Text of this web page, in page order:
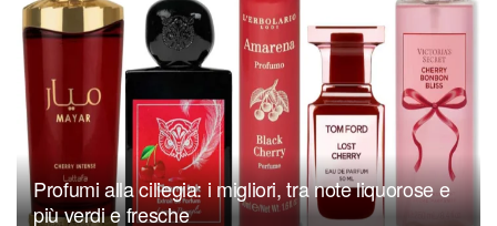
Profumi alla ciliegia: i migliori, tra note liquorose e
più verdi e fresche